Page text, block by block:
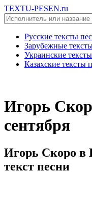
TEXTU-PESEN.ru
Русские тексты
Зарубежные
Украинские
Казахские тексты
Игopь
ceнтябpя
Игopь Cкopo
текст песни